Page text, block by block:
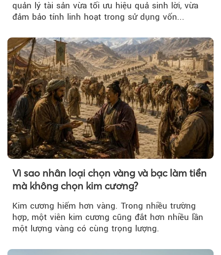
quản lý tài sản vừa tối ưu hiệu quả sinh lời, vừa
đảm bảo tính linh hoạt trong sử dụng vốn...
Vì sao nhân loại chọn vàng và bạc làm tiền
mà không chọn kim cương?
Kim cương hiếm hơn vàng. Trong nhiều trường
hợp, một viên kim cương cũng đắt hơn nhiều lần
một lượng vàng có cùng trọng lượng.